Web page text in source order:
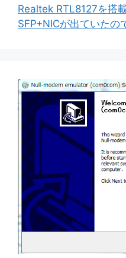
Realtek RTL8127を搭
SFP+NICが出ていたの